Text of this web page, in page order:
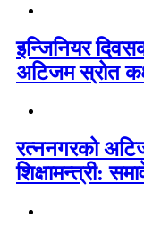
इन्जिनियर
अटिजम स्रोत
रत्ननगरको
शिक्षामन्त्री: